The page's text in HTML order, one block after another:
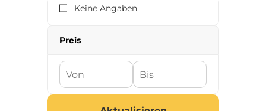
Keine Angaben
Preis